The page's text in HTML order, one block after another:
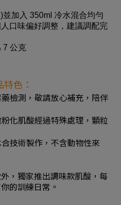
加入 350ml 冷水混合均勻
口味偏好調整，建議調配完
7 公克
色：
檢測，敬請放心補充，陪伴
化肌酸經過特殊處理，顆粒
技術製作，不含動物性來
，獨家推出調味款肌酸，每
的訓練日常。